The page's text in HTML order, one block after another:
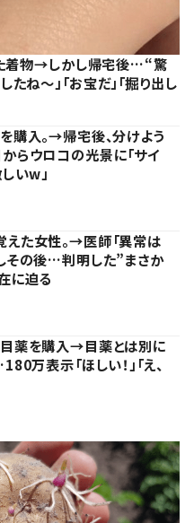
着物→しかし帰宅後…“驚
ね～」「お宝だ」「掘り出し
購入。→帰宅後、分けよう
ウロコの光景に「サイ
いw」
た女性。→医師「異常は
その後…判明した”まさか
に迫る
目薬を購入→目薬とは別に
万表示「ほしい！」「え、